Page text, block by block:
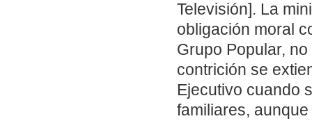
Televisión]. La
obligación moral
Grupo Popular,
contrición se
Ejecutivo cuando
familiares,